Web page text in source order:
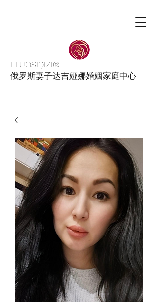
ELUOSIQIZI®
俄罗斯妻子达吉娅娜婚姻家庭中心